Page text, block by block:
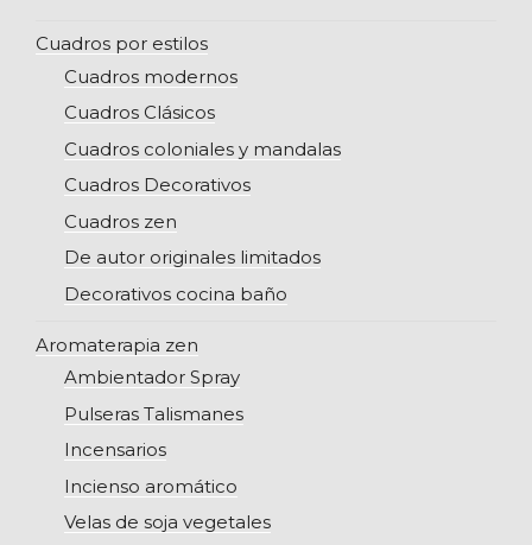
Cuadros por estilos
Cuadros modernos
Cuadros Clásicos
Cuadros coloniales y mandalas
Cuadros Decorativos
Cuadros zen
De autor originales limitados
Decorativos cocina baño
Aromaterapia zen
Ambientador Spray
Pulseras Talismanes
Incensarios
Incienso aromático
Velas de soja vegetales